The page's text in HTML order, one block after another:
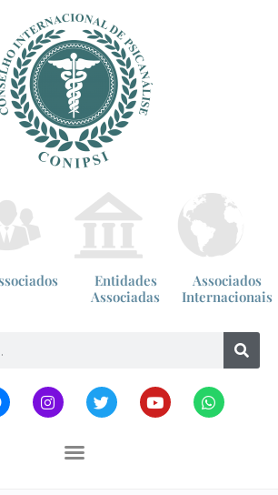
Entidades
Associadas
Associados
Internacionais